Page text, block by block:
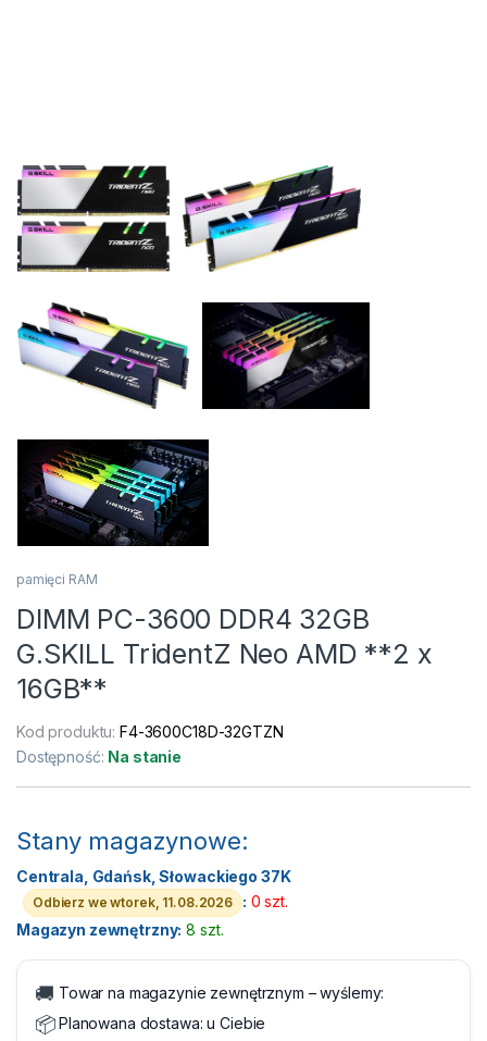
pamięci RAM
DIMM PC-3600 DDR4 32GB
G.SKILL TridentZ Neo AMD **2 x
16GB**
Kod produktu:F4-3600C18D-32GTZN
Dostępność: Na stanie
Stany magazynowe:
Centrala, Gdańsk, Słowackiego 37K
Odbierz we wtorek, 11.08.2026 : 0 szt.
Magazyn zewnętrzny: 8 szt.
🚚 Towar na magazynie zewnętrznym – wyślemy:
📦Planowana dostawa:u Ciebie